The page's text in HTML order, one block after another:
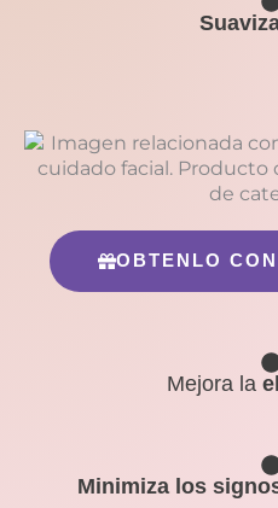
OBTENLO
Mejora la
Minimiza los